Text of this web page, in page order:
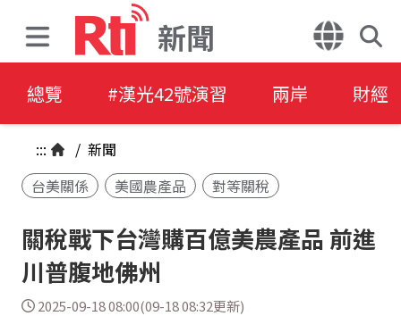
新聞
總覽 #漢光42號演習 兩岸 財經
::: / 新聞
台美關係
美國農產品 對等關稅
關稅戰下台灣購百億美農產品 前進
川普腹地佛州
2025-09-18 08:00(09-18 08:32更新)